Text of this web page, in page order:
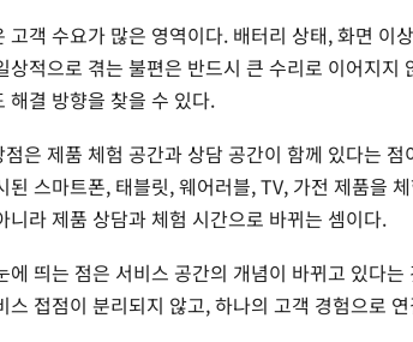
고객 수요가 많은 영역이다. 배터리 상태, 화면 이
상적으로 겪는 불편은 반드시 큰 수리로 이어지지
해결 방향을 찾을 수 있다.
은 제품 체험 공간과 상담 공간이 함께 있다는
된 스마트폰, 태블릿, 웨어러블, TV, 가전 제품을
니라 제품 상담과 체험 시간으로 바뀌는 셈이다.
에 띄는 점은 서비스 공간의 개념이 바뀌고 있다
스 접점이 분리되지 않고, 하나의 고객 경험으로